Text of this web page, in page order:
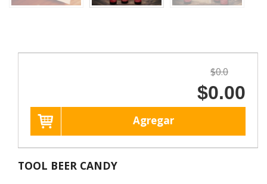
$0.0
$0.00
Agregar
TOOL BEER CANDY